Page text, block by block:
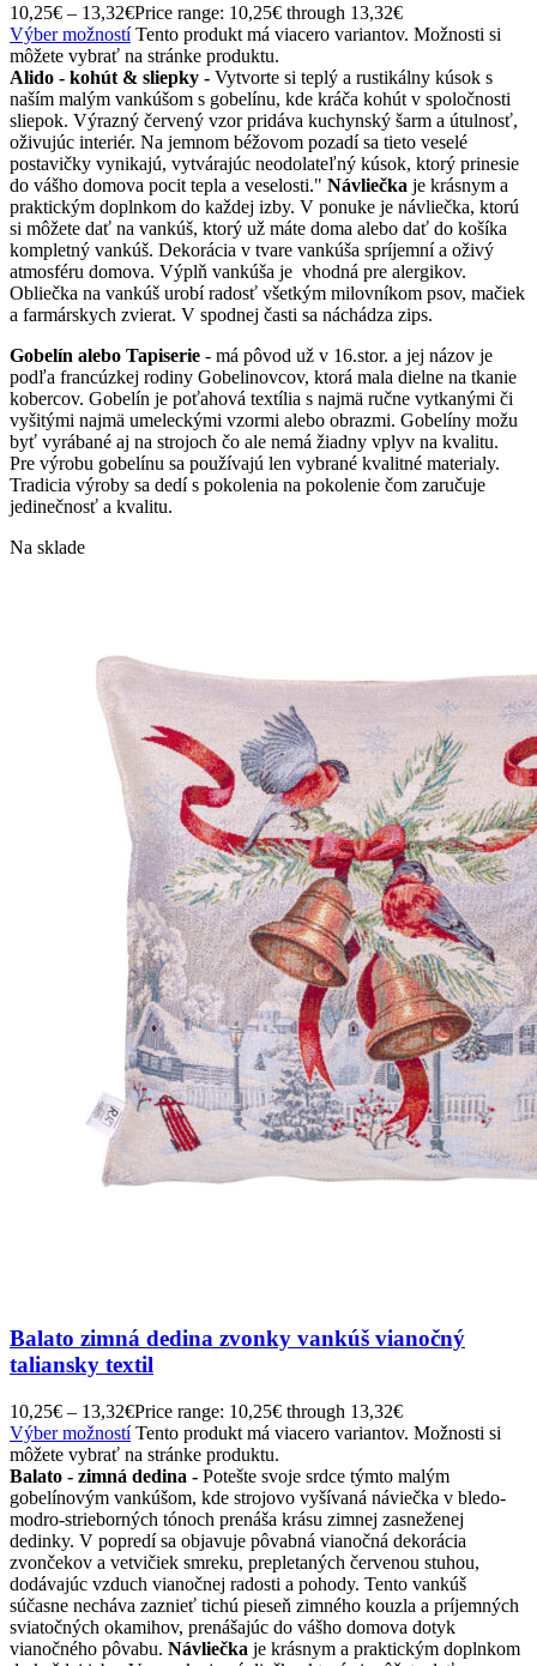
10,25€ – 13,32€Price range: 10,25€ through 13,32€
Výber možnostíTento produkt má viacero variantov. Možnosti si
môžete vybrať na stránke produktu.
Alido - kohút & sliepky - Vytvorte si teplý a rustikálny kúsok s
naším malým vankúšom s gobelínu, kde kráča kohút v spoločnosti
sliepok. Výrazný červený vzor pridáva kuchynský šarm a útulnosť,
oživujúc interiér. Na jemnom béžovom pozadí sa tieto veselé
postavičky vynikajú, vytvárajúc neodolateľný kúsok, ktorý prinesie
do vášho domova pocit tepla a veselosti." Návliečka je krásnym a
praktickým doplnkom do každej izby. V ponuke je návliečka, ktorú
si môžete dať na vankúš, ktorý už máte doma alebo dať do košíka
kompletný vankúš. Dekorácia v tvare vankúša spríjemní a oživý
atmosféru domova. Výplň vankúša je vhodná pre alergikov.
Obliečka na vankúš urobí radosť všetkým milovníkom psov, mačiek
a farmárskych zvierat. V spodnej časti sa náchádza zips.
Gobelín alebo Tapiserie - má pôvod už v 16.stor. a jej názov je
podľa francúzkej rodiny Gobelinovcov, ktorá mala dielne na tkanie
kobercov. Gobelín je poťahová textília s najmä ručne vytkanými či
vyšitými najmä umeleckými vzormi alebo obrazmi. Gobelíny možu
byť vyrábané aj na strojoch čo ale nemá žiadny vplyv na kvalitu.
Pre výrobu gobelínu sa používajú len vybrané kvalitné materialy.
Tradicia výroby sa dedí s pokolenia na pokolenie čom zaručuje
jedinečnosť a kvalitu.
Na sklade
Balato zimná dedina zvonky vankúš vianočný
taliansky textil
10,25€ – 13,32€Price range: 10,25€ through 13,32€
Výber možnostíTento produkt má viacero variantov. Možnosti si
môžete vybrať na stránke produktu.
Balato - zimná dedina - Potešte svoje srdce týmto malým
gobelínovým vankúšom, kde strojovo vyšívaná náviečka v bledo-
modro-strieborných tónoch prenáša krásu zimnej zasneženej
dedinky. V popredí sa objavuje pôvabná vianočná dekorácia
zvončekov a vetvičiek smreku, prepletaných červenou stuhou,
dodávajúc vzduch vianočnej radosti a pohody. Tento vankúš
súčasne necháva zaznieť tichú pieseň zimného kouzla a príjemných
sviatočných okamihov, prenášajúc do vášho domova dotyk
vianočného pôvabu. Návliečka je krásnym a praktickým doplnkom